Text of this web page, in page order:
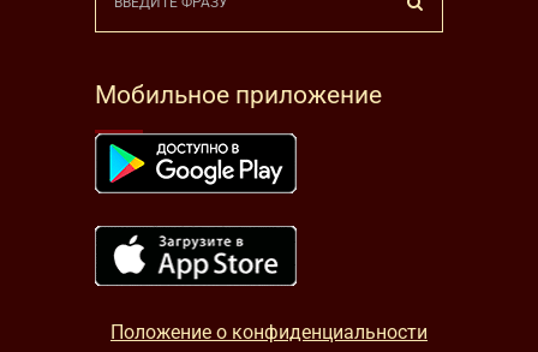
Мобильное приложение
Положение о конфиденциальности